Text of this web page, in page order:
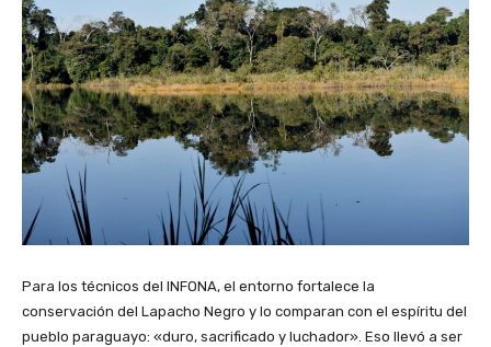
Para los técnicos del INFONA, el entorno fortalece la
conservación del Lapacho Negro y lo comparan con el espíritu del
pueblo paraguayo: «duro, sacrificado y luchador». Eso llevó a ser